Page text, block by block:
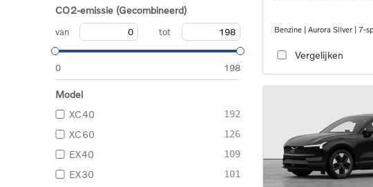
CO2-emissie (Gecombineerd)
van tot
0 198
Model
XC40
192
XC60 126
EX40 109
EX30 101
Benzine | Aurora Silver | 7-
Vergelijken